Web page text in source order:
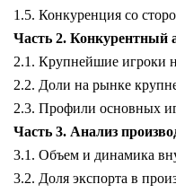
1.5. Конкуренция со
Часть 2. Конкурентный
2.1. Крупнейшие игроки
2.2. Доли на рынке
2.3. Профили основных
Часть 3. Анализ
3.1. Объем и динамика
3.2. Доля экспорта в